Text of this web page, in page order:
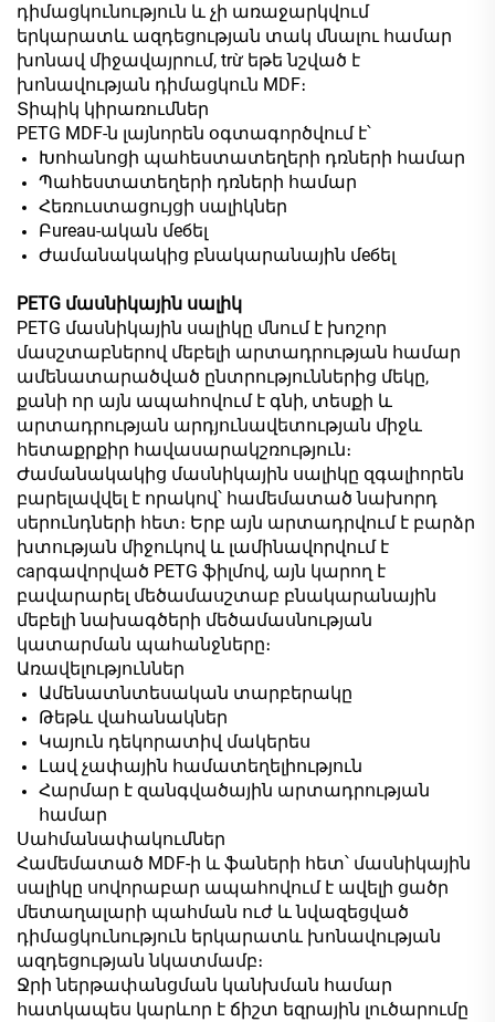
դիմացկունություն և չի առաջարկվում
երկարատև ազդեցության տակ մնալու համար
խոնավ միջավայրում, trừ եթե նշված է
խոնավության դիմացկուն MDF։
Տիպիկ կիրառումներ
PETG MDF-ն լայնորեն օգտագործվում է՝
Խոհանոցի պահեստատեղերի դռների համար
Պահեստատեղերի դռների համար
Հեռուստացույցի սալիկներ
Բureau-ական մебել
Ժամանակակից բնակարանային մебել
PETG մասնիկային սալիկ
PETG մասնիկային սալիկը մնում է խոշոր
մասշտաբներով մեբելի արտադրության համար
ամենատարածված ընտրություններից մեկը,
քանի որ այն ապահովում է գնի, տեսքի և
արտադրության արդյունավետության միջև
հետաքրքիր հավասարակշռություն։
Ժամանակակից մասնիկային սալիկը զգալիորեն
բարելավվել է որակով՝ համեմատած նախորդ
սերունդների հետ։ Երբ այն արտադրվում է բարձր
խտության միջուկով և լամինավորվում է
caրգավորված PETG ֆիլմով, այն կարող է
բավարարել մեծամասշտաբ բնակարանային
մեբելի նախագծերի մեծամասնության
կատարման պահանջները։
Առավելություններ
Ամենատնտեսական տարբերակը
Թեթև վահանակներ
Կայուն դեկորատիվ մակերես
Լավ չափային համատեղելիություն
Հարմար է զանգվածային արտադրության
համար
Սահմանափակումներ
Համեմատած MDF-ի և ֆաների հետ՝ մասնիկային
սալիկը սովորաբար ապահովում է ավելի ցածր
մետաղալարի պահման ուժ և նվազեցված
դիմացկունություն երկարատև խոնավության
ազդեցության նկատմամբ։
Ջրի ներթափանցման կանխման համար
հատկապես կարևոր է ճիշտ եզրային լուծարումը